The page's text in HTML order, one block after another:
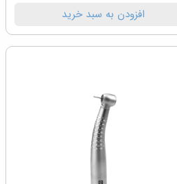
افزودن به سبد خرید